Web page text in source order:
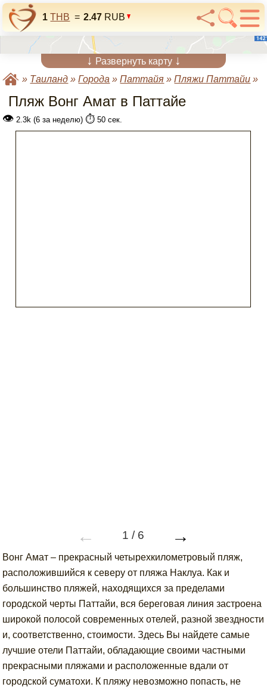
1 THB = 2.47 RUB
↓ Развернуть карту ↓
» Таиланд »Города »Паттайя »Пляжи Паттайи »
Пляж Вонг Амат в Паттайе
👁 2.3k (6 за неделю) ⏱️ 50 сек.
← 1 / 6 →
Вонг Амат – прекрасный четырехкилометровый пляж,
расположившийся к северу от пляжа Наклуа. Как и
большинство пляжей, находящихся за пределами
городской черты Паттайи, вся береговая линия застроена
широкой полосой современных отелей, разной звездности
и, соответственно, стоимости. Здесь Вы найдете самые
лучшие отели Паттайи, обладающие своими частными
прекрасными пляжами и расположенные вдали от
городской суматохи. К пляжу невозможно попасть, не